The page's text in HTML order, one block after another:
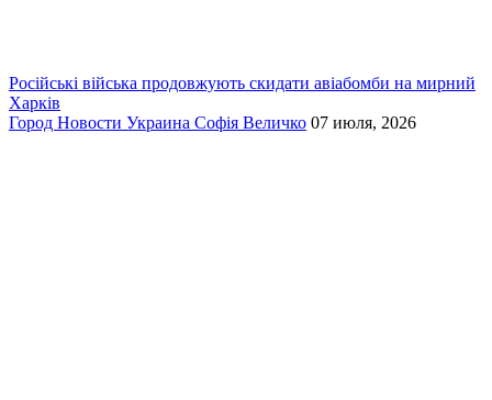
Російські війська продовжують скидати авіабомби на мирний
Харків
Город Новости Украина Софія Величко 07 июля, 2026